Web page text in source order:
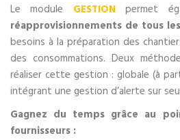
Le module GESTION permet
réapprovisionnements de tous
besoins à la préparation des
des consommations. Deux
réaliser cette gestion : globale (à
intégrant une gestion d’alerte sur
Gagnez du temps grâce au
fournisseurs :